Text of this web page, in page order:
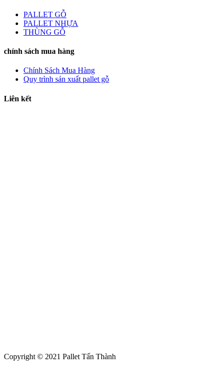
PALLET GỖ
PALLET NHỰA
THÙNG GỖ
chính sách mua hàng
Chính Sách Mua Hàng
Quy trình sản xuất pallet gỗ
Liên kết
Copyright © 2021 Pallet Tấn Thành